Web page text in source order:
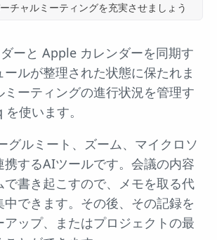
チャルミーティングを充実させましょう
ーと Apple カレンダーを同期す
ールが整理された状態に保たれま
ーティングの進行状況を管理す
使います。
グルミート、ズーム、マイクロソ
携するAIツールです。会議の内容
で書き起こすので、メモを取る代
できます。その後、その記録を
ップ、またはプロジェクトの最